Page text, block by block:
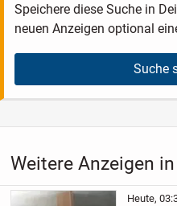
Speichere diese Suche in
neuen Anzeigen optional
Suche
Weitere Anzeigen
Heute,